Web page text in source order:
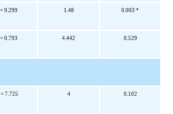
9.299 1.48 0.003 *
0.793 4.442 0.529
= 7.725 4 0.102